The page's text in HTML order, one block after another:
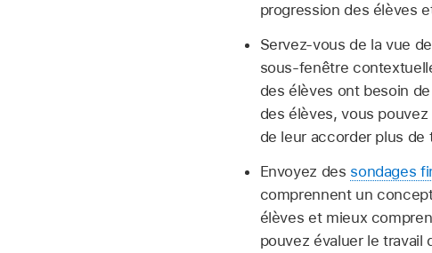
progression des élèves
Servez‑vous de la vue
sous‑fenêtre
des élèves ont besoin
des élèves, vous
de leur accorder plus de
Envoyez des sondages
comprennent un
élèves et mieux
pouvez évaluer le travail